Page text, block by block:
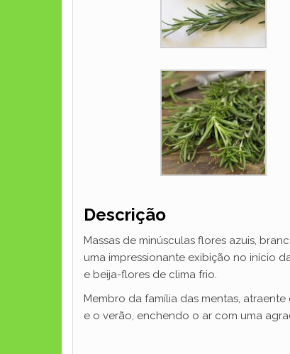
Descrição
Massas de minúsculas flores azuis,
uma impressionante exibição no início
e beija-flores de clima frio.
Membro da família das mentas,
e o verão, enchendo o ar com uma